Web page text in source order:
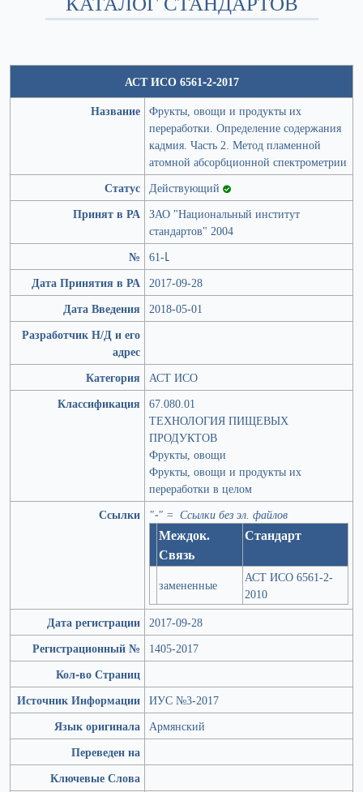
АСТ ИСО 6561-2-2017
Название Фрукты, овощи и продукты их
переработки. Определение содержания
кадмия. Часть 2. Метод пламенной
атомной абсорбционной спектрометрии
Статус Действующий
Принят в РА ЗАО "Национальный институт
стандартов" 2004
№
61-Լ
Дата Принятия в РА 2017-09-28
Дата Введения
2018-05-01
Разработчик Н/Д и его
адрес
Категория
АСТ ИСО
Классификация
67.080.01
ТЕХНОЛОГИЯ ПИЩЕВЫХ
ПРОДУКТОВ
Фрукты, овощи
Фрукты, овощи и продукты их
переработки в целом
Ссылки
"-" = Ссылки без эл. файлов
Междок.
Связь
Стандарт
замененные
АСТ ИСО 6561-2-
2010
Дата регистрации 2017-09-28
Регистрационный №
1405-2017
Кол-во Страниц
Источник Информации ИУС №3-2017
Язык оригинала Армянский
Переведен на
Ключевые Слова